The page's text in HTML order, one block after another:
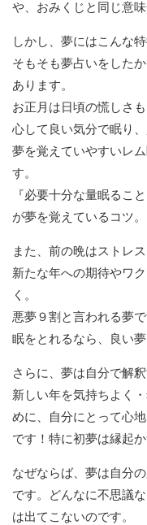
や、おみくじと同じ意
しかし、夢にはこんな特
そもそも夢占いをした
あります。
お正月は日頃の慌しさ
心して良い気分で眠り
夢を覚えていやすいレ
す。
『必要十分な量眠るこ
が夢を覚えているコツ。
また、前の晩はストレ
新たな年への期待やワ
く。
悪夢９割と言われる夢
眠をとれるなら、良い
さらに、夢は自分で解釈
新しい年を気持ちよく
めに、自分にとって心
です！特に初夢は縁起
なぜならば、夢は自分
です。どんなに不思議
は出てこないのです。